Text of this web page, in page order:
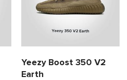
Yeezy Boost 350 V2
Earth